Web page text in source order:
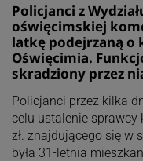
Policjanci z
oświęcimskiej
latkę podejrzaną o
Oświęcimia.
skradziony przez
Policjanci przez kilka
celu ustalenie sprawcy
zł. znajdującego się w
była 31-letnia